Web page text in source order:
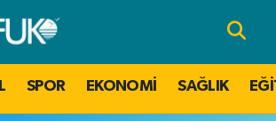
SPOR EKONOMİ SAĞLIK